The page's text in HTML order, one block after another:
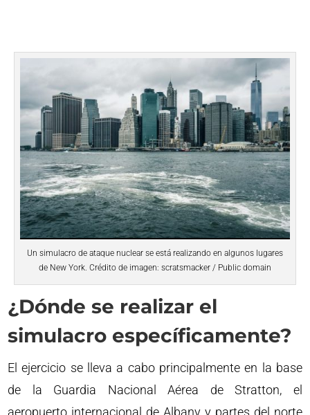
Un simulacro de ataque nuclear se está realizando en algunos lugares
de New York. Crédito de imagen: scratsmacker / Public domain
¿Dónde se realizar el
simulacro específicamente?
El ejercicio se lleva a cabo principalmente en la base
de la Guardia Nacional Aérea de Stratton, el
aeropuerto internacional de Albany y partes del norte